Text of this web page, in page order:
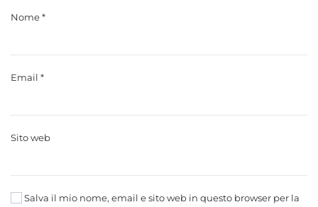
Nome*
Email *
Sito web
Salva il mio nome, email e sito web in questo browser per la